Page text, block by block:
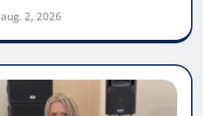
aug. 2, 2026